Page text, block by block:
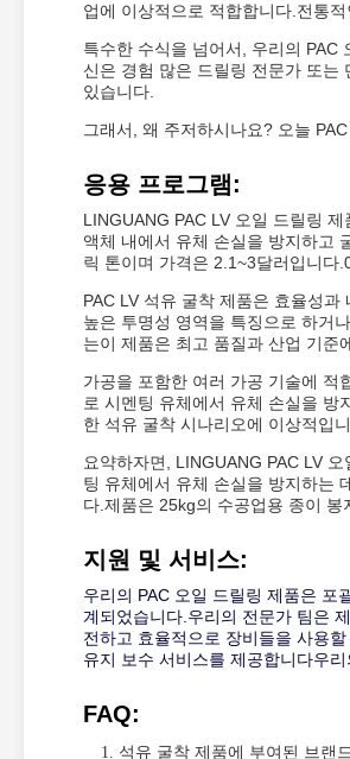
업에 이상적으로 적합합니다.전통
특수한 수식을 넘어서, 우리의 PAC
신은 경험 많은 드릴링 전문가 또는
있습니다.
그래서, 왜 주저하시나요? 오늘
응용 프로그램:
LINGUANG PAC LV 오일 드릴링
액체 내에서 유체 손실을 방지하고
릭 톤이며 가격은 2.1~3달러입니다
PAC LV 석유 굴착 제품은 효율성
높은 투명성 영역을 특징으로 하거
는이 제품은 최고 품질과 산업 기준
가공을 포함한 여러 가공 기술에 적
로 시멘팅 유체에서 유체 손실을 방
한 석유 굴착 시나리오에 이상적입
요약하자면, LINGUANG PAC LV
팅 유체에서 유체 손실을 방지하는
다.제품은 25kg의 수공업용 종이 봉
지원 및 서비스:
우리의 PAC 오일 드릴링 제품은 포
계되었습니다.우리의 전문가 팀은
전하고 효율적으로 장비들을 사용
유지 보수 서비스를 제공합니다우
FAQ:
석유 굴착 제품에 부여된 브랜